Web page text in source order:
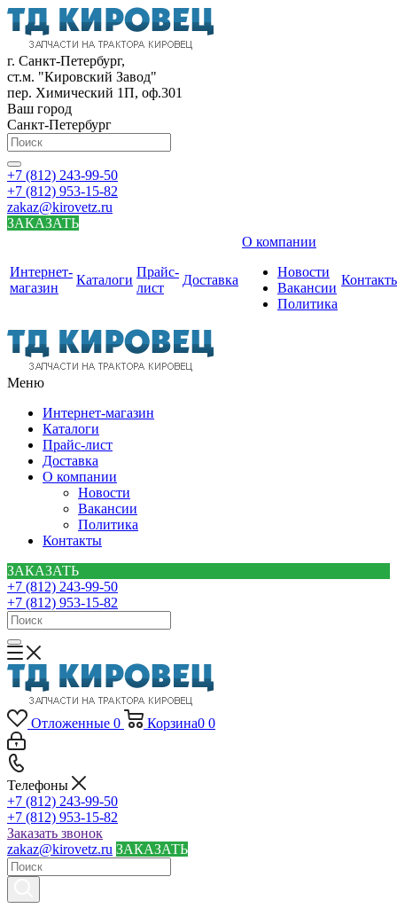
г. Санкт-Петербург,
ст.м. "Кировский Завод"
пер. Химический 1П, оф.301
Ваш город
Санкт-Петербург
+7 (812) 243-99-50
+7 (812) 953-15-82
zakaz@kirovetz.ru
ЗАКАЗАТЬ
Интернет-
магазин
Каталоги
Прайс-
лист
Доставка
О компании
Новости
Вакансии
Политика
Меню
Интернет-магазин
Каталоги
Прайс-лист
Доставка
О компании
Новости
Вакансии
Политика
Контакты
ЗАКАЗАТЬ
+7 (812) 243-99-50
+7 (812) 953-15-82
Отложенные 0 Корзина0 0
Телефоны
+7 (812) 243-99-50
+7 (812) 953-15-82
Заказать звонок
zakaz@kirovetz.ru ЗАКАЗАТЬ